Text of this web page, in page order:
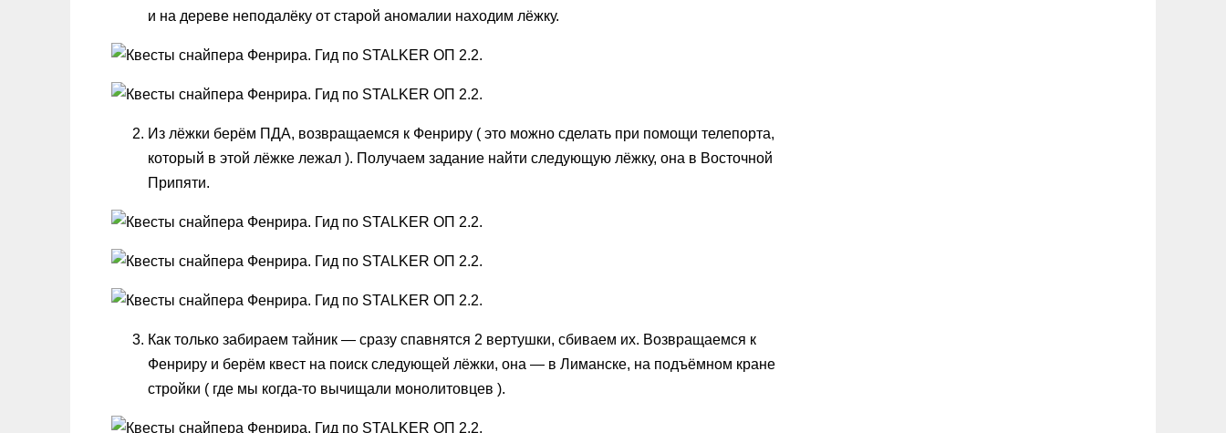
и на дереве неподалёку от старой аномалии находим лёжку.
Из лёжки берём ПДА, возвращаемся к Фенриру ( это можно сделать при помощи телепорта,
который в этой лёжке лежал ). Получаем задание найти следующую лёжку, она в Восточной
Припяти.
Как только забираем тайник — сразу спавнятся 2 вертушки, сбиваем их. Возвращаемся к
Фенриру и берём квест на поиск следующей лёжки, она — в Лиманске, на подъёмном кране
стройки ( где мы когда-то вычищали монолитовцев ).